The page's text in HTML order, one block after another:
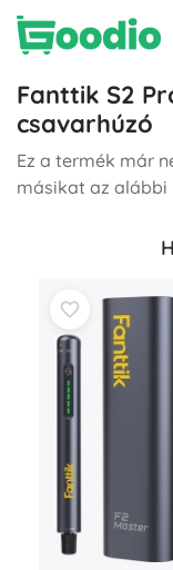
Fanttik S2
csavarhúzó
Ez a termék már
másikat az alábbi